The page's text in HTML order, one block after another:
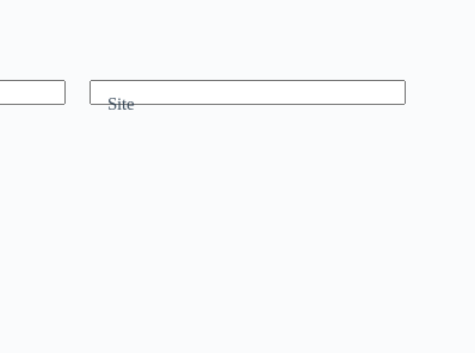
Site